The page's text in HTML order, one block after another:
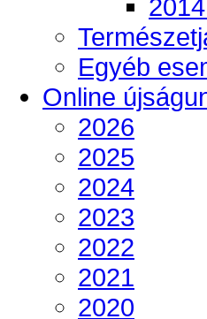
Egyéb
Online
2026
2025
2024
2023
2022
2021
2020